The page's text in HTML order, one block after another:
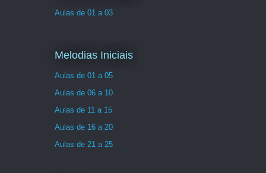
Aulas de 01 a 03
Melodias Iniciais
Aulas de 01 a 05
Aulas de 06 a 10
Aulas de 11 a 15
Aulas de 16 a 20
Aulas de 21 a 25